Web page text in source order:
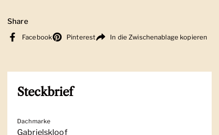
Share
Facebook Pinterest In die Zwischenablage kopieren
Steckbrief
Dachmarke
Gabrielskloof